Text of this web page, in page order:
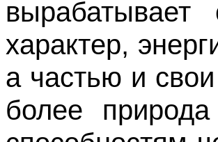
характер,
а частью и
более